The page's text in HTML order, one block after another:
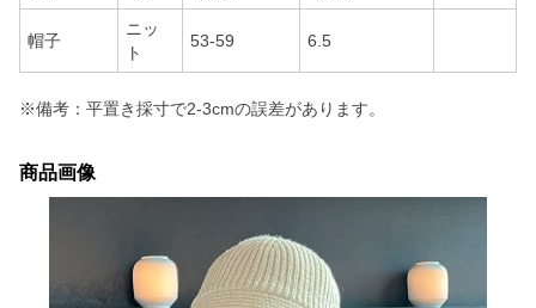
帽子
ニッ
ト
53-59 6.5
※備考：平置き採寸で2-3cmの誤差があります。
商品画像